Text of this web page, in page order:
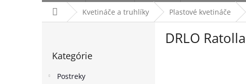
DomovKvetináče a truhlíky Plastové kvetináče
kategórie
Kategórie
Postreky
DRLO